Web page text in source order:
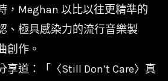
，Meghan 以比以往更精準的
、極具感染力的流行音樂製
創作。
享道：「〈Still Don’t Care〉真